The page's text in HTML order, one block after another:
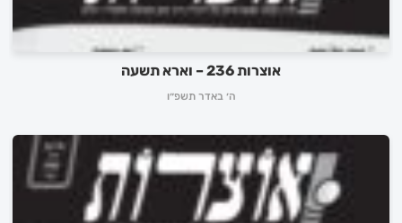
אוצרות 236 – וארא תשעה
ה׳ באדר תשפ״ו